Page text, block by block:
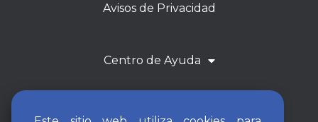
Avisos de Privacidad
Centro de Ayuda